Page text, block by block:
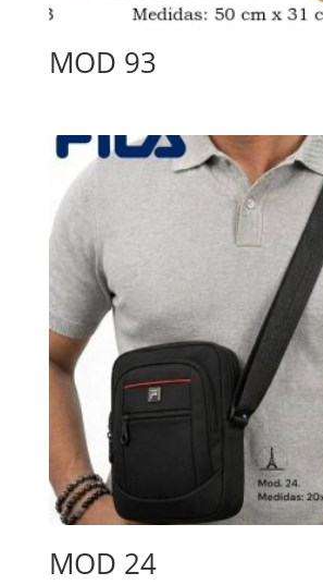
MOD 93
MOD 24